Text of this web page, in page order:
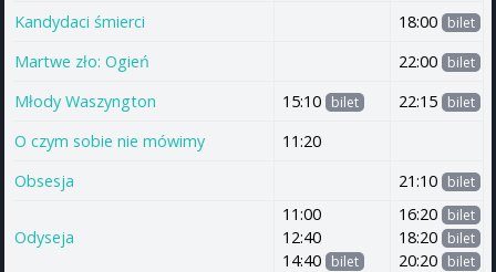
Kandydaci śmierci 18:00 bilet
Martwe zło: Ogień 22:00 bilet
Młody Waszyngton 15:10 bilet 22:15 bilet
O czym sobie nie mówimy
11:20
Obsesja
21:10 bilet
Odyseja
11:00
12:40
14:40 bilet
16:20 bilet
18:20 bilet
20:20 bilet